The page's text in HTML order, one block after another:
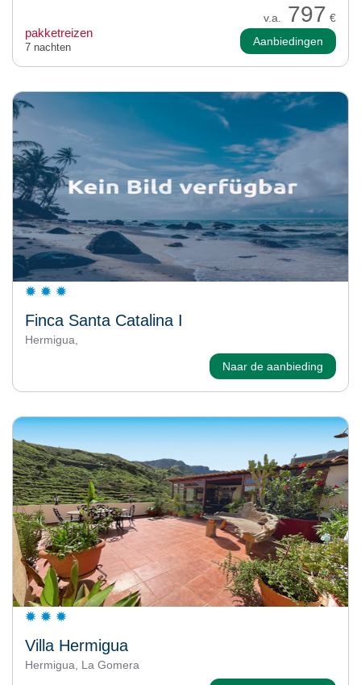
v.a. 797 €
pakketreizen
7 nachten Aanbiedingen
Finca Santa Catalina I
Hermigua,
Naar de aanbieding
Villa Hermigua
Hermigua, La Gomera